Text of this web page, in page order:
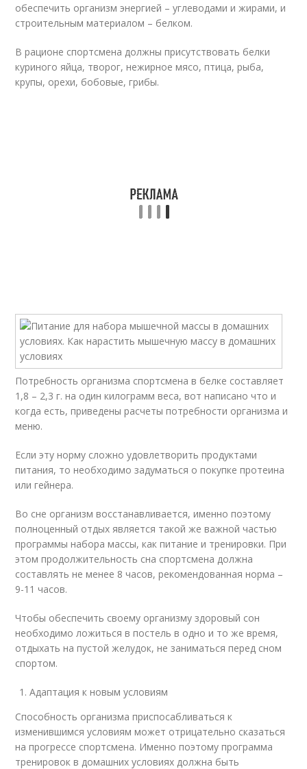
обеспечить организм энергией – углеводами и жирами, и
строительным материалом – белком.
В рационе спортсмена должны присутствовать белки
куриного яйца, творог, нежирное мясо, птица, рыба,
крупы, орехи, бобовые, грибы.
Потребность организма спортсмена в белке составляет
1,8 – 2,3 г. на один килограмм веса, вот написано что и
когда есть, приведены расчеты потребности организма и
меню.
Если эту норму сложно удовлетворить продуктами
питания, то необходимо задуматься о покупке протеина
или гейнера.
Во сне организм восстанавливается, именно поэтому
полноценный отдых является такой же важной частью
программы набора массы, как питание и тренировки. При
этом продолжительность сна спортсмена должна
составлять не менее 8 часов, рекомендованная норма –
9-11 часов.
Чтобы обеспечить своему организму здоровый сон
необходимо ложиться в постель в одно и то же время,
отдыхать на пустой желудок, не заниматься перед сном
спортом.
Адаптация к новым условиям
Способность организма приспосабливаться к
изменившимся условиям может отрицательно сказаться
на прогрессе спортсмена. Именно поэтому программа
тренировок в домашних условиях должна быть